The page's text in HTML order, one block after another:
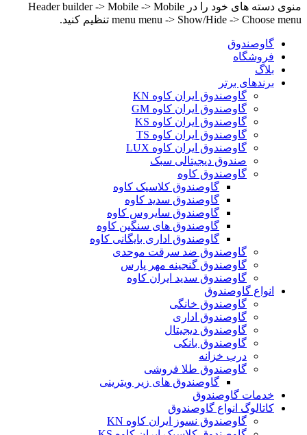
منوی دسته های خود را در Header builder -> Mobile -> Mobile
menu menu -> Show/Hide -> Choose menu تنظیم کنید.
گاوصندوق
فروشگاه
بلاگ
برندهای برتر
گاوصندوق ایران کاوه KN
گاوصندوق ایران کاوه GM
گاوصندوق ایران کاوه KS
گاوصندوق ایران کاوه TS
گاوصندوق ایران کاوه LUX
صندوق دیجیتالی سبک
گاوصندوق کاوه
گاوصندوق کلاسیک کاوه
گاوصندوق سدید کاوه
گاوصندوق سایروس کاوه
گاوصندوق های سنگین کاوه
گاوصندوق اداری بایگانی کاوه
گاوصندوق ضد سرقت موحدی
گاوصندوق گنجینه مهر پارس
گاوصندوق سدید ایران کاوه
انواع گاوصندوق
گاوصندوق خانگی
گاوصندوق اداری
گاوصندوق دیجیتال
گاوصندوق بانکی
درب خزانه
گاوصندوق طلا فروشی
گاوصندوق های زیر ویترینی
خدمات گاوصندوق
کاتالوگ انواع گاوصندوق
گاوصندوق نسوز ایران کاوه KN